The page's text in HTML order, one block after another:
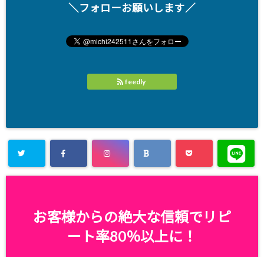
＼フォローお願いします／
feedly
お客様からの絶大な信頼でリピ
ート率80％以上に！